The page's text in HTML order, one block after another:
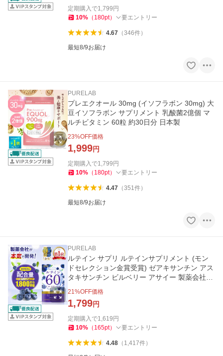
定期購入で1,799円
10% （ 180pt） 要エントリー
4.67（346件）
最短8/9お届け
PURELAB
プレエクオール 30mg (イソフラボン 30mg) 大
豆イソフラボン サプリメント 乳酸菌2億個 マ
ルチビタミン 60粒 約30日分 日本製
23%OFF価格
1,999円
定期購入で1,799円
10% （ 180pt） 要エントリー
4.47（351 件）
最短8/9お届け
PURELAB
ルテイン サプリ ルテインサプリメント (モン
ドセレクション金賞受賞) ゼアキサンチン アス
タキサンチン ビルベリー アサイー 製薬会社と
21 %OFF価格
1,799円
定期購入で1,619円
10% （ 165pt） 要エントリー
4.48（ 1,417件）